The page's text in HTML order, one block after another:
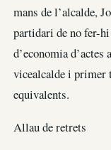
mans de l’alcalde,
partidari de no fer-
d’economia
vicealcalde i primer
equivalents.
Allau de retrets